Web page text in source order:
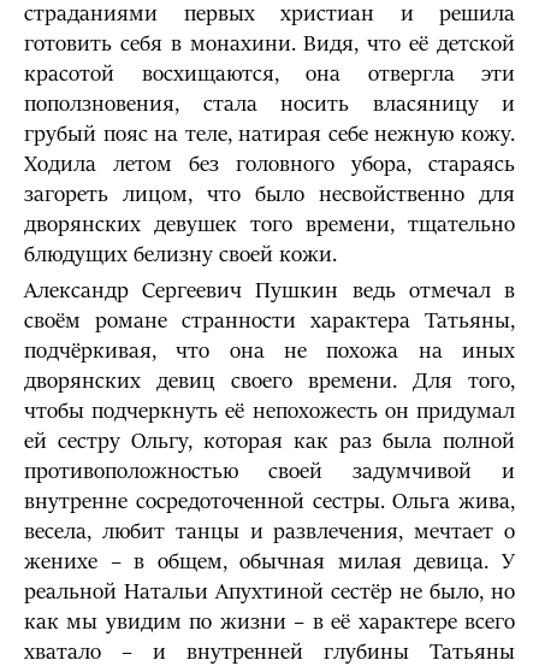
страданиями первых христиан и решила
готовить себя в монахини. Видя, что её детской
красотой восхищаются, она отвергла эти
поползновения, стала носить власяницу и
грубый пояс на теле, натирая себе нежную кожу.
Ходила летом без головного убора, стараясь
загореть лицом, что было несвойственно для
дворянских девушек того времени, тщательно
блюдущих белизну своей кожи.
Александр Сергеевич Пушкин ведь отмечал в
своём романе странности характера Татьяны,
подчёркивая, что она не похожа на иных
дворянских девиц своего времени. Для того,
чтобы подчеркнуть её непохожесть он придумал
ей сестру Ольгу, которая как раз была полной
противоположностью своей задумчивой и
внутренне сосредоточенной сестры. Ольга жива,
весела, любит танцы и развлечения, мечтает о
женихе – в общем, обычная милая девица. У
реальной Натальи Апухтиной сестёр не было, но
как мы увидим по жизни – в её характере всего
хватало – и внутренней глубины Татьяны